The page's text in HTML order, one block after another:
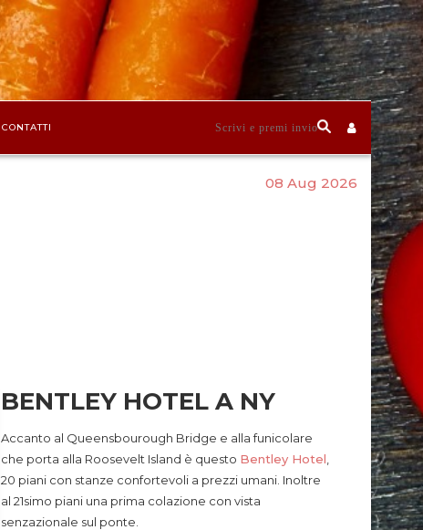
CONTATTI
08 Aug 2026
BENTLEY HOTEL A NY
Accanto al Queensbourough Bridge e alla funicolare
che porta alla Roosevelt Island è questo Bentley Hotel
20 piani con stanze confortevoli a prezzi umani. Inoltre
al 21simo piani una prima colazione con vista
senzazionale sul ponte.